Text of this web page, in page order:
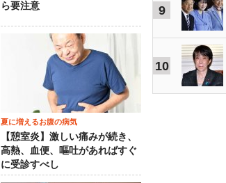
ら要注意
夏に増えるお腹の病気
【憩室炎】激しい痛みが続き、
高熱、血便、嘔吐があればすぐ
に受診すべし
9
10